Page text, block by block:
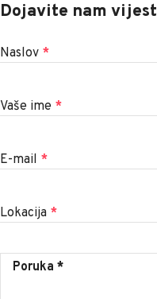
Dojavite nam vijest
Naslov *
Vaše ime *
E-mail *
Lokacija *